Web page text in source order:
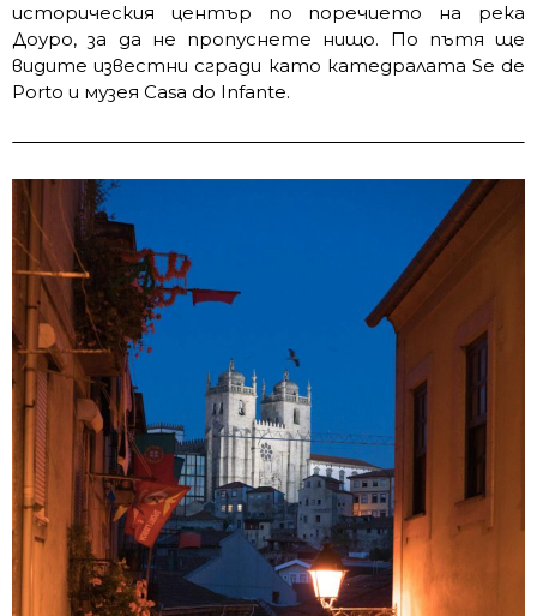
историческия център по поречието на река
Доуро, за да не пропуснете нищо. По пътя ще
видите известни сгради като катедралата Se de
Porto и музея Casa do Infante.